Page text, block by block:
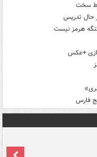
سخت
حال تدریس
هرمز نیست
+عکس